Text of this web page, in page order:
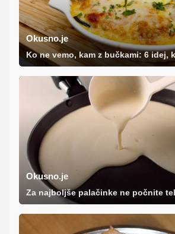
Okusno.je
Ko ne vemo, kam z bučkami: 6 idej,
Okusno.je
Za najboljše palačinke ne počnite